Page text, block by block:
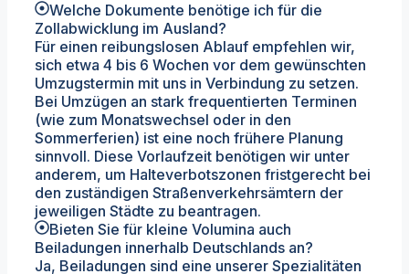
Welche Dokumente benötige ich für die
Zollabwicklung im Ausland?
Für einen reibungslosen Ablauf empfehlen wir,
sich etwa 4 bis 6 Wochen vor dem gewünschten
Umzugstermin mit uns in Verbindung zu setzen.
Bei Umzügen an stark frequentierten Terminen
(wie zum Monatswechsel oder in den
Sommerferien) ist eine noch frühere Planung
sinnvoll. Diese Vorlaufzeit benötigen wir unter
anderem, um Halteverbotszonen fristgerecht bei
den zuständigen Straßenverkehrsämtern der
jeweiligen Städte zu beantragen.
Bieten Sie für kleine Volumina auch
Beiladungen innerhalb Deutschlands an?
Ja, Beiladungen sind eine unserer Spezialitäten